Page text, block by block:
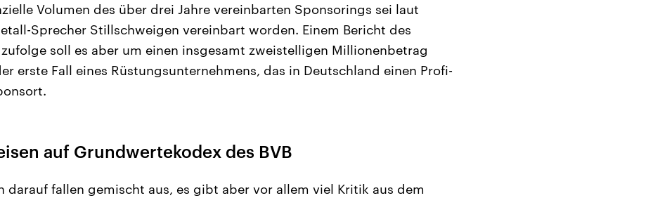
Volumen des über drei Jahre vereinbarten Sponsorings sei laut
Sprecher Stillschweigen vereinbart worden. Einem Bericht des
soll es aber um einen insgesamt zweistelligen Millionenbetrag
erste Fall eines Rüstungsunternehmens, das in Deutschland einen Profi-
auf Grundwertekodex des BVB
darauf fallen gemischt aus, es gibt aber vor allem viel Kritik aus dem